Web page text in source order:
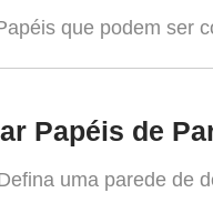
que podem ser
Papéis de
uma parede de